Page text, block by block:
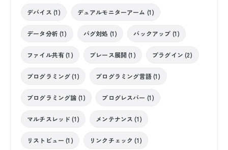
デバイス (1) デュアルモニターアーム (1)
データ分析 (1) バグ対処 (1) バックアップ (1)
ファイル共有 (1) ブレース展開 (1) プラグイン (2)
プログラミング (1) プログラミング言語 (1)
プログラミング論 (1) プログレスバー (1)
マルチスレッド (1) メンテナンス (1)
リストビュー (1) リンクチェック (1)